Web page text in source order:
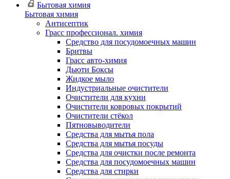
Бытовая химия
Бытовая химия
Антисептик
Грасс профессионал. химия
Cредство для посудомоечных машин
Бритвы
Грасс авто-химия
Дьюти Боксы
Жидкое мыло
Индустриальные очистители
Очистители для кухни
Очистители ковровых покрытий
Очистители стёкол
Пятновыводители
Средства для мытья пола
Средства для мытья посуды
Средства для очистки после ремонта
Средства для посудомоечных машин
Средства для стирки